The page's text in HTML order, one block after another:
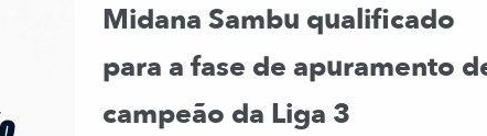
Midana Sambu qualificado
para a fase de apuramento
campeão da Liga 3